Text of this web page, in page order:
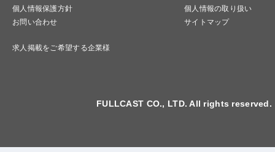
個人情報保護方針
個人情報の取り扱い
お問い合わせ
サイトマップ
求人掲載をご希望する企業様
FULLCAST CO., LTD. All rights reserved.